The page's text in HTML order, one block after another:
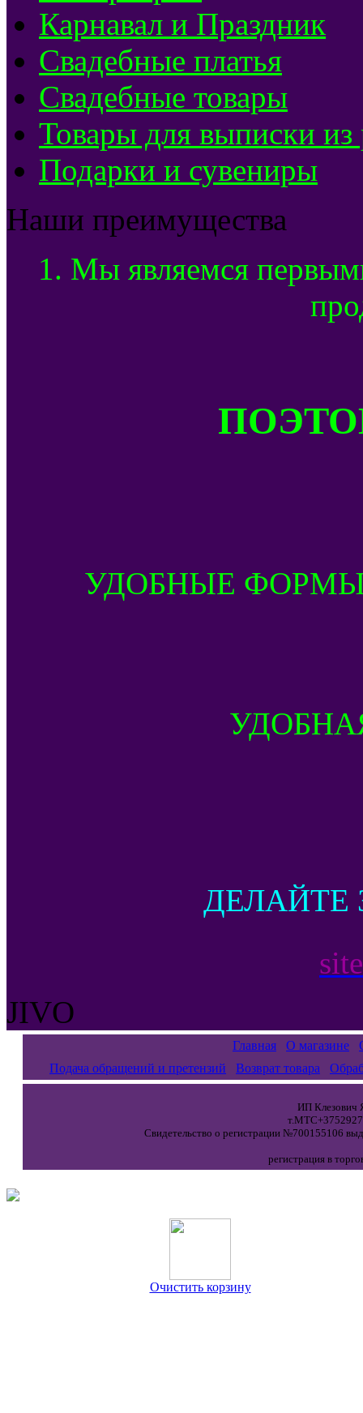
Карнавал и Праздник
Свадебные платья
Свадебные товары
Товары для выписки из
Подарки и сувениры
Наши преимущества
1. Мы являемся
УДОБНЫЕ
ДЕЛАЙТЕ
JIVO
Главная О магазине
Подача обращений и претензий
Возврат товара
ИП Клезович
Свидетельство о регистрации №700155106
регистрация в
Очистить корзину